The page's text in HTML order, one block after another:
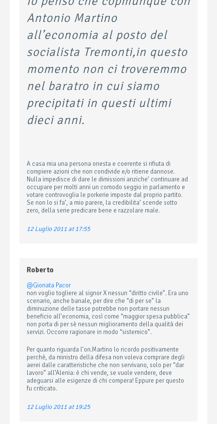
Antonio Martino
all’economia al posto del
socialista Tremonti,in questo
momento non ci troveremmo
nel baratro in cui siamo
precipitati in questi ultimi
dieci anni.
A casa mia una persona onesta e coerente si rifiuta di
compiere azioni che non condivide e/o ritiene dannose.
Nulla impedisce di dare le dimissioni anziche’ continuare ad
occupare per molti anni un comodo seggio in parlamento e
votare controvoglia le porkerie imposte dal proprio partito.
Se non lo si fa’, a mio parere, la credibilita’ scende sotto
zero, della serie predicare bene e razzolare male.
12 Luglio 2011 at 17:55
Roberto
@Gionata Pacor
non voglio togliere al signor X nessun “diritto civile”. Era uno
scenario, anche banale, per dire che “di per se” la
diminuzione delle tasse potrebbe non portare nessun
beneficio all’economia, così come “maggior spesa pubblica”
non porta di per sè nessun miglioramento della qualità dei
servizi. Occorre ragionare in modo “sistemico”.
Per quanto riguarda l’on.Martino lo ricordo positivamente
perchè, da ministro della difesa non voleva comprare degli
aerei dalle caratteristiche che non servivano, solo per “dar
lavoro” all’Alenia: è chi vende, se vuole vendere, deve
adeguarsi alle esigenze di chi compera! Eppure per questo
fu criticato.
12 Luglio 2011 at 19:25